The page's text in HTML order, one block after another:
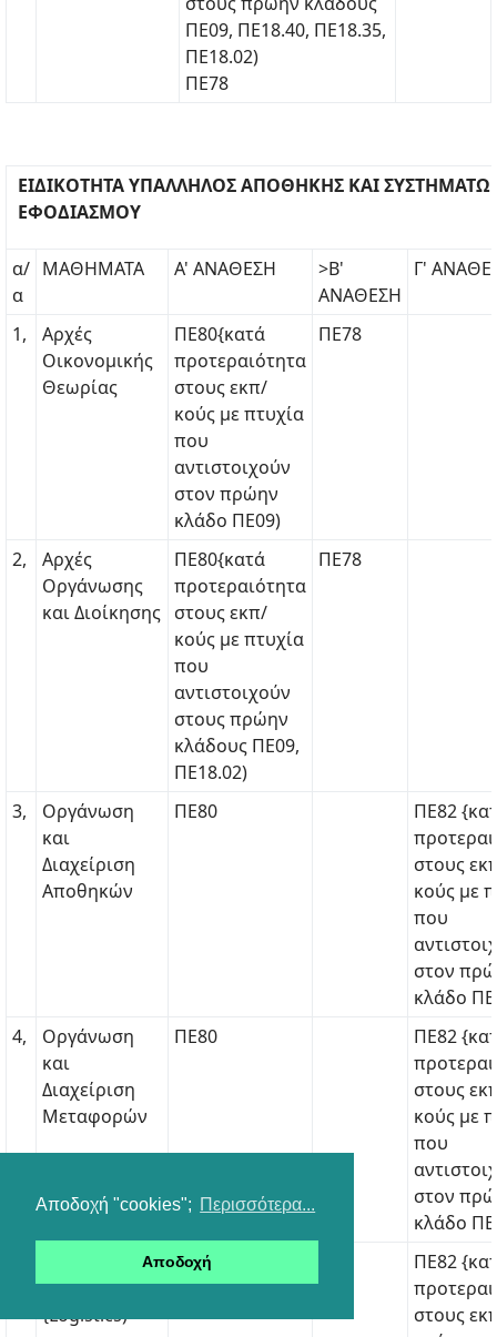
Αποδοχή "cookies"; Περισσότερα...
Αποδοχή
ΠΕ09, ΠΕ18.40, ΠΕ18.35,
ΠΕ18.02)
ΠΕ78
ΕΙΔΙΚΟΤΗΤΑ ΥΠΑΛΛΗΛΟΣ ΑΠΟΘΗΚΗΣ ΚΑΙ
ΕΦΟΔΙΑΣΜΟΥ
α/
α
ΜΑΘΗΜΑΤΑ Α' ΑΝΑΘΕΣΗ
>Β'
ΑΝΑΘΕΣΗ
Γ'
1,
Αρχές
Οικονομικής
Θεωρίας
ΠΕ80{κατά
προτεραιότητα
στους εκπ/
κούς με πτυχία
που
αντιστοιχούν
στον πρώην
κλάδο ΠΕ09)
ΠΕ78
2,
Αρχές
Οργάνωσης
και Διοίκησης
ΠΕ80{κατά
προτεραιότητα
στους εκπ/
κούς με πτυχία
που
αντιστοιχούν
στους πρώην
κλάδους ΠΕ09,
ΠΕ18.02)
ΠΕ78
3,
Οργάνωση
και
Διαχείριση
Αποθηκών
ΠΕ80
ΠΕ82
στους
κούς με
που
στον
κλάδο
4,
Οργάνωση
και
Διαχείριση
Μεταφορών
ΠΕ80
ΠΕ82
στους
κούς με
που
στον
κλάδο
Εφοδιαστικής
{Logistics)
ΠΕ80
ΠΕ82
στους